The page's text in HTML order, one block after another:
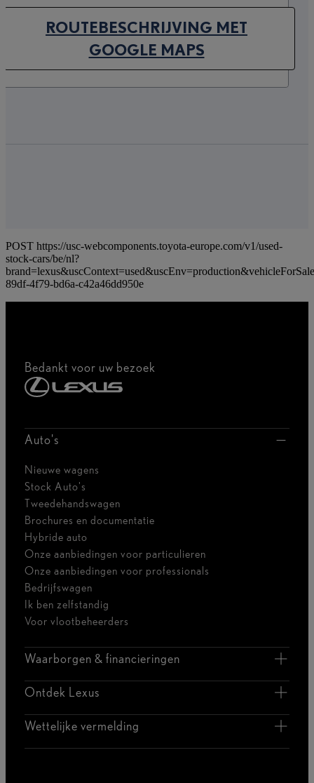
ROUTEBESCHRIJVING MET
GOOGLE MAPS(OPENS IN NEW TAB)
POST https://usc-webcomponents.toyota-europe.com/v1/used-
stock-cars/be/nl?
89df-4f79-bd6a-c42a46dd950e
Bedankt voor uw bezoek
Auto's
Nieuwe wagens
Stock Auto's
Tweedehandswagen
Brochures en documentatie
Hybride auto
Onze aanbiedingen voor particulieren
Onze aanbiedingen voor professionals
Bedrijfswagen
Ik ben zelfstandig
Voor vlootbeheerders
Waarborgen & financieringen
Ontdek Lexus
Wettelijke vermelding